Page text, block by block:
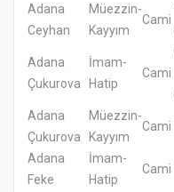
Adana
Ceyhan
Müezzin-
Kayyım
Cami
Adana
Çukurova
İmam-
Hatip
Cami
Adana
Çukurova
Müezzin-
Kayyım
Cami
Adana
Feke
İmam-
Hatip
Cami